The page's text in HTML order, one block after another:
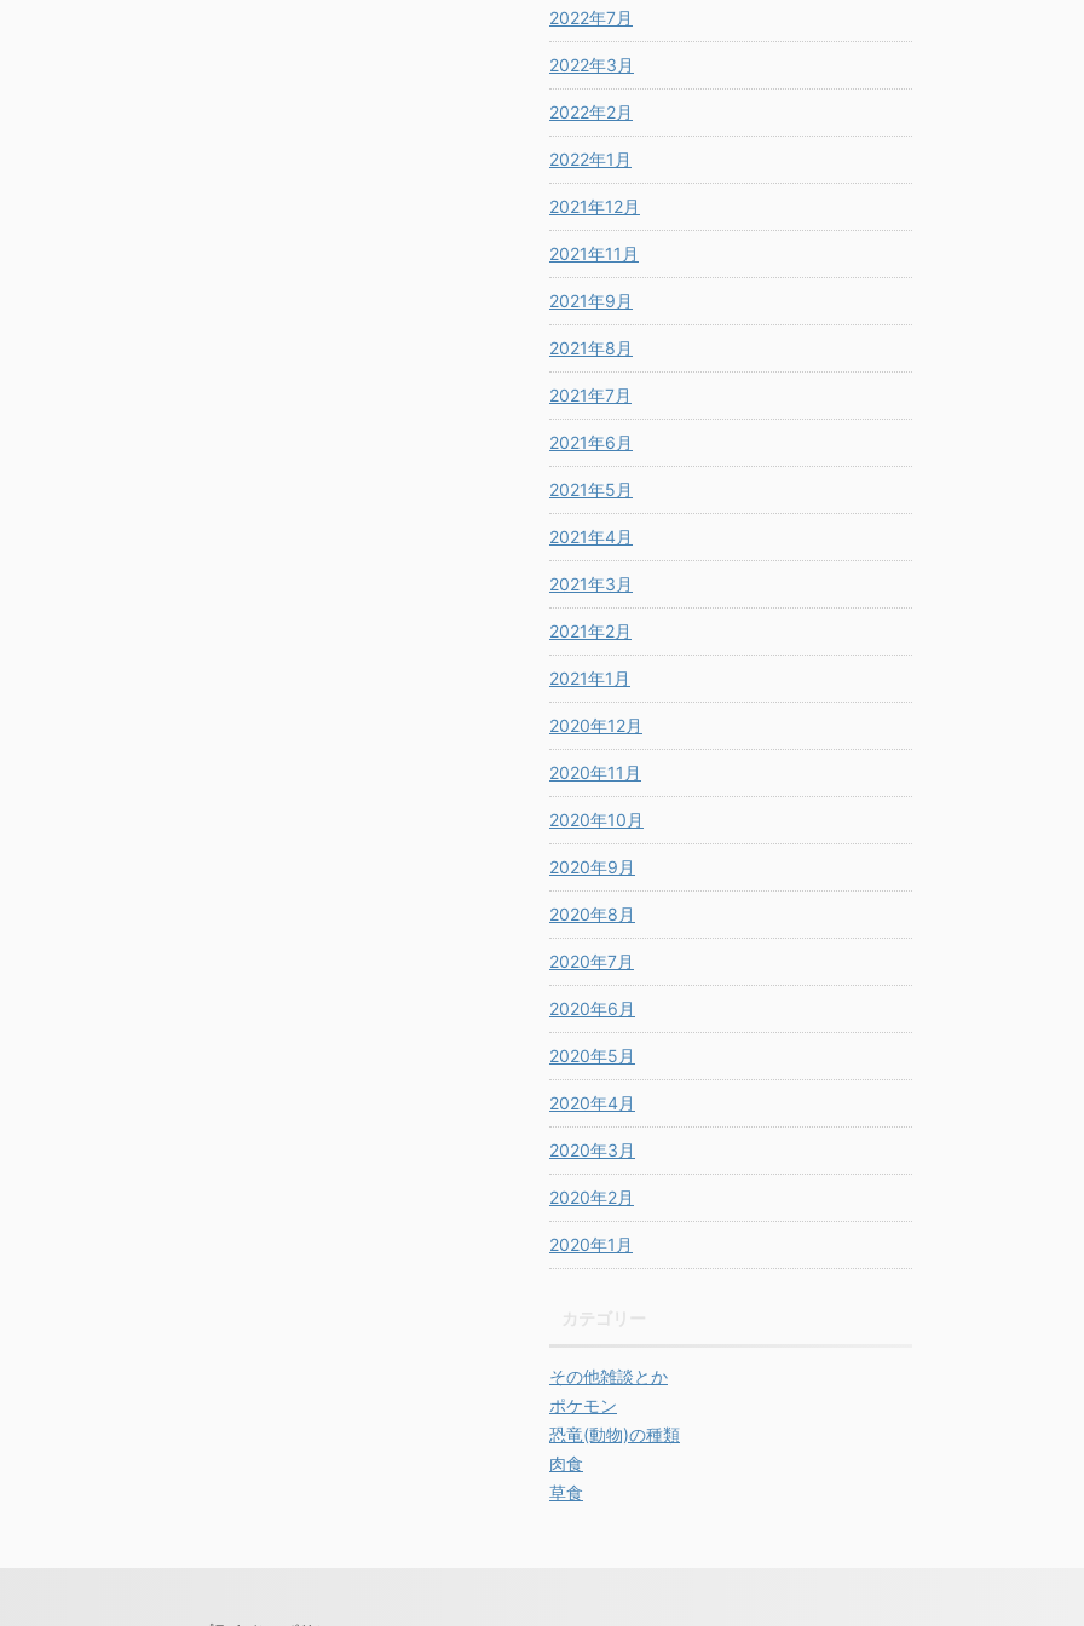
2022年7月
2022年3月
2022年2月
2022年1月
2021年12月
2021年11月
2021年9月
2021年8月
2021年7月
2021年6月
2021年5月
2021年4月
2021年3月
2021年2月
2021年1月
2020年12月
2020年11月
2020年10月
2020年9月
2020年8月
2020年7月
2020年6月
2020年5月
2020年4月
2020年3月
2020年2月
2020年1月
その他雑談とか
ポケモン
恐竜(動物)の種類
肉食
草食